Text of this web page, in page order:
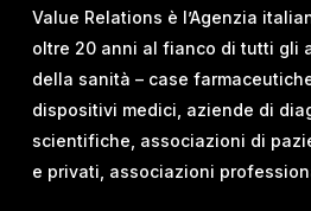
Value Relations è l’Agenzia
oltre 20 anni al fianco di tutti gli
della sanità – case
dispositivi medici, aziende di
scientifiche, associazioni di
e privati, associazioni